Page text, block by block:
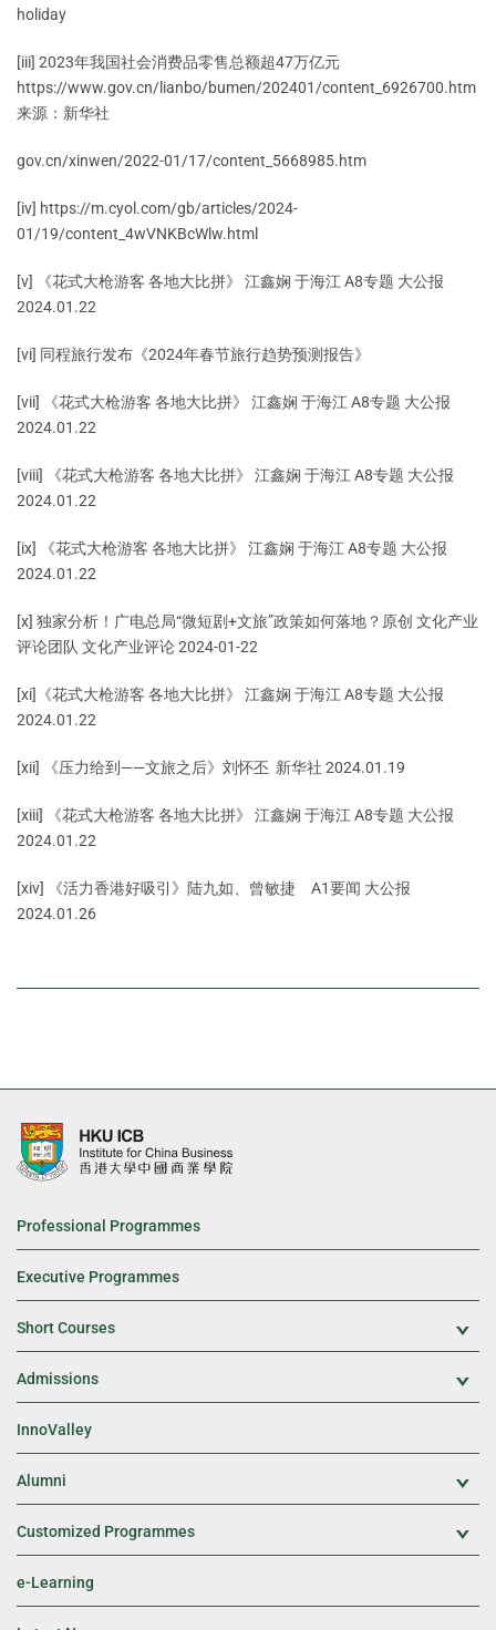
holiday
[iii] 2023年我国社会消费品零售总额超47万亿元
https://www.gov.cn/lianbo/bumen/202401/content_6926700.htm
来源：新华社
gov.cn/xinwen/2022-01/17/content_5668985.htm
[iv] https://m.cyol.com/gb/articles/2024-
01/19/content_4wVNKBcWlw.html
[v] 《花式大枪游客 各地大比拼》 江鑫娴 于海江 A8专题 大公报
2024.01.22
[vi] 同程旅行发布《2024年春节旅行趋势预测报告》
[vii] 《花式大枪游客 各地大比拼》 江鑫娴 于海江 A8专题 大公报
2024.01.22
[viii] 《花式大枪游客 各地大比拼》 江鑫娴 于海江 A8专题 大公报
2024.01.22
[ix] 《花式大枪游客 各地大比拼》 江鑫娴 于海江 A8专题 大公报
2024.01.22
[x] 独家分析！广电总局“微短剧+文旅”政策如何落地？原创 文化产业
评论团队 文化产业评论 2024-01-22
[xi]《花式大枪游客 各地大比拼》 江鑫娴 于海江 A8专题 大公报
2024.01.22
[xii] 《压力给到——文旅之后》刘怀丕 新华社 2024.01.19
[xiii] 《花式大枪游客 各地大比拼》 江鑫娴 于海江 A8专题 大公报
2024.01.22
[xiv] 《活力香港好吸引》陆九如、曾敏捷 A1要闻 大公报
2024.01.26
Professional Programmes
Executive Programmes
Short Courses
Admissions
InnoValley
Alumni
Customized Programmes
e-Learning